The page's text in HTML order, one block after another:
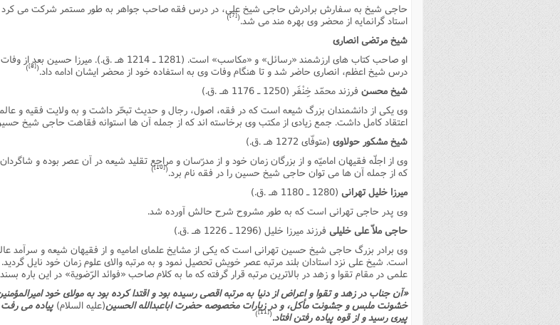
حاجى شیخ به سفارش برادرش حاجى شیخ على، در درس فقه صاحب جواهر به طور مستمر شرکت مى کرد
استاد گرانمایه از محضر وى بهره مند مى شد.(
[7]
)
شیخ مرتضى انصارى
او صاحب کتاب هاى ارزشمند «رسائل» و «مکاسب» است. (1281 ـ 1214 هـ
درس شیخ اعظم، انصارى حاضر شد و تا هنگام وفات وى به استفاده خود از محضر ایشان ادامه داد.(
[8]
)
شیخ محسن فرزند محمّد خِنْفَر (1250 ـ 1176 هـ .ق.)
وى یکى از دانشمندان بزرگ شیعه است که در فقه، اصول، رجال و حدیث تبحّر داشت و به ولایت فقیه و
اعتقاد کامل داشت. جمع زیادى از مکتب وى برخاسته اند که از جمله آن ها استوانه فقاهت حاجى شیخ
شیخ مشکور حولاوى (متوفّاى 1272 هـ .ق.)
وى از اجلّه فقیهان امامیّه و از بزرگان زمان خود و از مدرّسان و مراجع تقلید شیعه در آن عصر بوده و
که از جمله آن ها مى توان حاجى شیخ حسین را در فقه نام برد.(
[10]
)
میرزا خلیل تهرانى (1280 ـ 1180 هـ .ق.)
وى پدر حاجى تهرانى است که به طور مشروح شرح حالش آورده شد.
حاجى ملاّ على خلیلى فرزند میرزا خلیل (1296 ـ 1226 هـ .ق.)
وى برادر بزرگ حاجى شیخ حسین تهرانى است که یکى از مشایخ علماى امامیه و از فقیهان شیعه و سرآمد
است. شیخ على نزد استادان بلند مرتبه عصر خویش تحصیل نمود و به مرتبه والاى علوم زمان خود نایل
علمى در مقام تقوا و زهد در بالاترین مرتبه قرار گرفته که ما به کلام صاحب «فوائد الرّضویة» در این باره
«آن جناب در زهد و تقوا و اعراض از دنیا به مرتبه اقصى رسیده بود و اقتدا کرده بود به مولاى خود
خشونت ملبس و جشونت مأکل، و در زیارات مخصوصه حضرت اباعبدالله الحسین(علیه السلام) پیاده مى
پیرى رسید و از قوه پیاده رفتن افتاد.(
[11]
)